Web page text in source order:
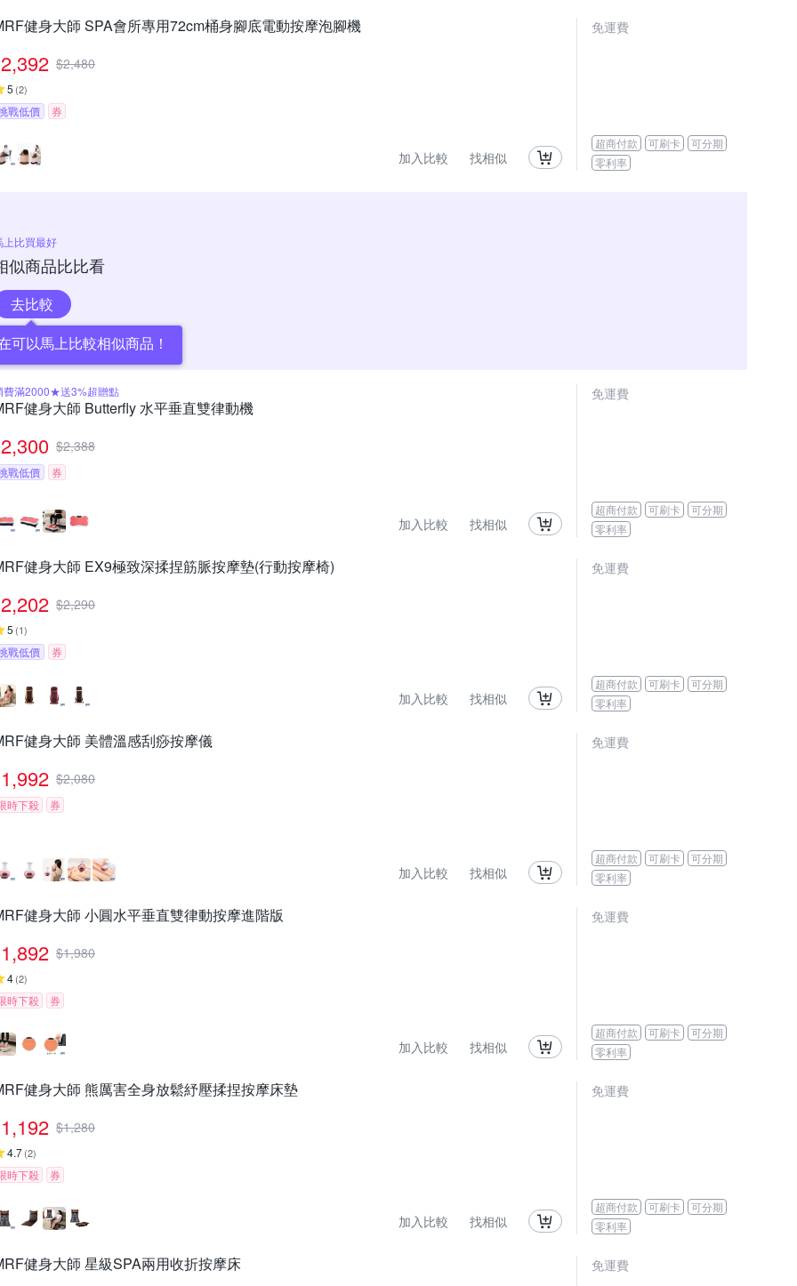
健身大師 SPA會所專用72cm桶身腳底電動按摩泡腳機
2,392 $2,480
5 (2)
戰低價 券
加入比較 找相似
免運費
超商付款 可刷卡
可分期
零利率
上比買最好
似商品比比看
去比較
可以馬上比較相似商品！
費滿2000★送3%超贈點
健身大師 Butterfly ⽔平垂直雙律動機
2,300 $2,388
戰低價 券
加入比較 找相似
免運費
超商付款 可刷卡
可分期
零利率
健身大師 EX9極致深揉捏筋脈按摩墊(行動按摩椅)
2,202 $2,290
5 (1)
戰低價 券
加入比較 找相似
免運費
超商付款 可刷卡
可分期
零利率
健身大師 美體溫感刮痧按摩儀
1,992 $2,080
時下殺 券
加入比較 找相似
免運費
超商付款 可刷卡
可分期
零利率
健身大師 ⼩圓⽔平垂直雙律動按摩進階版
1,892 $1,980
4(2)
時下殺 券
加入比較 找相似
免運費
超商付款 可刷卡
可分期
零利率
健身大師 熊厲害全身放鬆紓壓揉捏按摩床墊
1,192 $1,280
4.7(2)
時下殺 券
加入比較 找相似
免運費
超商付款 可刷卡
可分期
零利率
健身大師 星級SPA兩用收折按摩床 免運費